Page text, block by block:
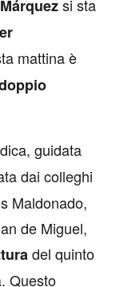
si sta
mattina è
guidata
dai colleghi
Maldonado,
de Miguel,
del quinto
Questo